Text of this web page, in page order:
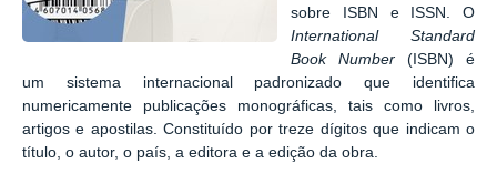
sobre ISBN e ISSN. O
International Standard
Book Number(ISBN) é
um sistema internacional padronizado que identifica
numericamente publicações monográficas, tais como livros,
artigos e apostilas. Constituído por treze dígitos que indicam o
título, o autor, o país, a editora e a edição da obra.